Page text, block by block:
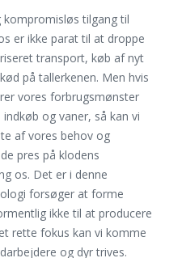
tilgang til
er ikke parat til at droppe
transport, køb af nyt
på tallerkenen. Men hvis
vores forbrugsmønster
og vaner, så kan vi
af vores behov og
pres på klodens
os. Det er i denne
forsøger at forme
ikke til at producere
rette fokus kan vi komme
og dyr trives.